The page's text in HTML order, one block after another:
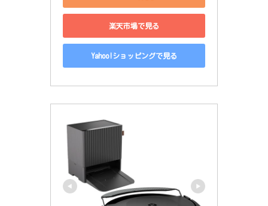
楽天市場で見る
Yahoo!ショッピングで見る